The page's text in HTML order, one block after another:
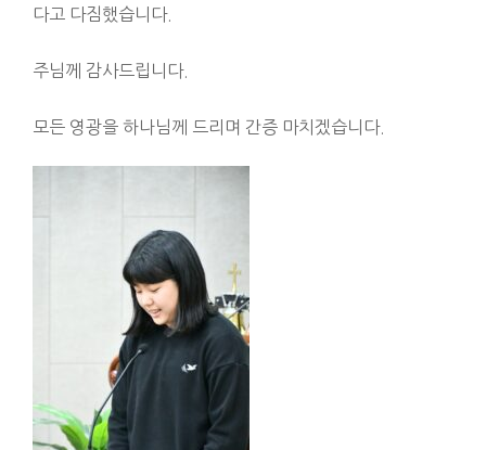
다고 다짐했습니다.
주님께 감사드립니다.
모든 영광을 하나님께 드리며 간증 마치겠습니다.